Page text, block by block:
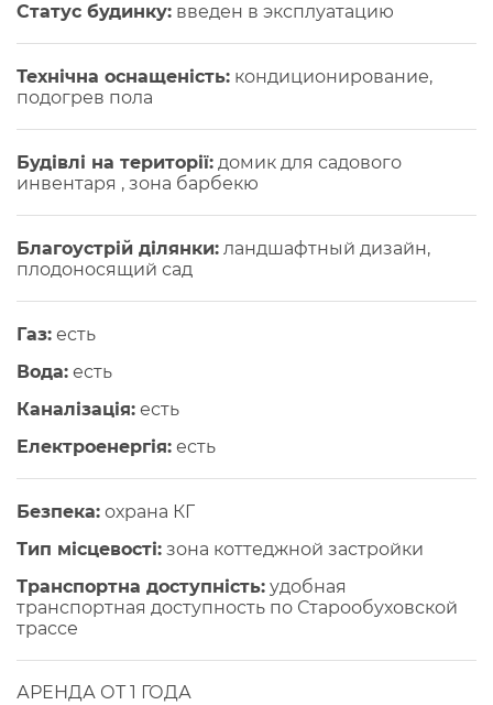
Статус будинку: введен в эксплуатацию
Технічна оснащеність: кондиционирование,
подогрев пола
Будівлі на території: домик для садового
инвентаря , зона барбекю
Благоустрій ділянки: ландшафтный дизайн,
плодоносящий сад
Газ: есть
Вода: есть
Каналізація: есть
Електроенергія: есть
Безпека: охрана КГ
Тип місцевості: зона коттеджной застройки
Транспортна доступність: удобная
транспортная доступность по Старообуховской
трассе
АРЕНДА ОТ 1 ГОДА